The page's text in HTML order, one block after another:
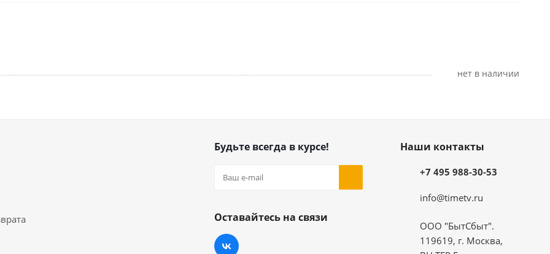
Нет в наличии
Будьте всегда в курсе!
Оставайтесь на связи
Наши контакты
+7 495 988-30-53
info@timetv.ru
ООО "БытСбыт".
119619, г. Москва,